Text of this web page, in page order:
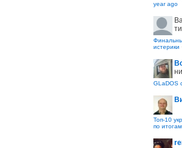
year ago
истерики
GLaDOS
Топ-10
по